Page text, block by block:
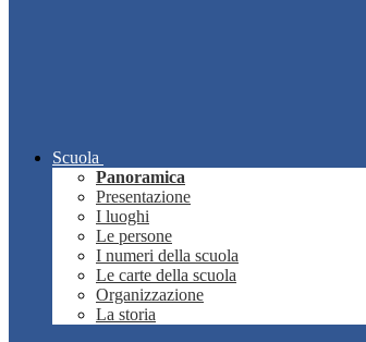
Scuola
Panoramica
Presentazione
I luoghi
Le persone
I numeri della scuola
Le carte della scuola
Organizzazione
La storia